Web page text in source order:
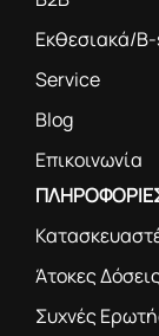
Εκθεσιακά/
Service
Blog
Επικοινωνία
Άτοκες
Συχνές